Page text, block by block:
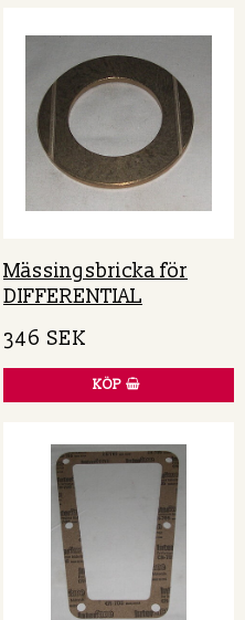
Mässingsbricka för
DIFFERENTIAL
346 SEK
KÖP